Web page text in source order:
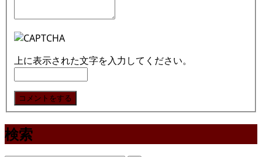
上に表示された文字を入力してください。
検索